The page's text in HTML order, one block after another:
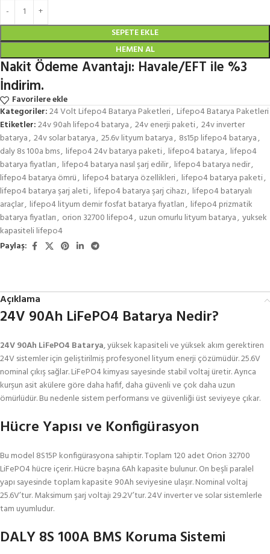
SEPETE EKLE
HEMEN AL
Nakit Ödeme Avantajı: Havale/EFT ile %3
İndirim.
Favorilere ekle
Kategoriler:24 Volt Lifepo4 Batarya Paketleri, Lifepo4 Batarya Paketleri
Etiketler:24v 90ah lifepo4 batarya, 24v enerji paketi, 24v inverter
batarya, 24v solar batarya, 25.6v lityum batarya, 8s15p lifepo4 batarya,
daly 8s 100a bms, lifepo4 24v batarya paketi, lifepo4 batarya, lifepo4
batarya fiyatları, lifepo4 batarya nasıl şarj edilir, lifepo4 batarya nedir,
lifepo4 batarya ömrü, lifepo4 batarya özellikleri, lifepo4 batarya paketi,
lifepo4 batarya şarj aleti, lifepo4 batarya şarj cihazı, lifepo4 bataryalı
araçlar, lifepo4 lityum demir fosfat batarya fiyatları, lifepo4 prizmatik
batarya fiyatları, orion 32700 lifepo4, uzun omurlu lityum batarya, yuksek
kapasiteli lifepo4
Paylaş:
Açıklama
24V 90Ah LiFePO4 Batarya Nedir?
24V 90Ah LiFePO4 Batarya, yüksek kapasiteli ve yüksek akım gerektiren
24V sistemler için geliştirilmiş profesyonel lityum enerji çözümüdür. 25.6V
nominal çıkış sağlar. LiFePO4 kimyası sayesinde stabil voltaj üretir. Ayrıca
kurşun asit akülere göre daha hafif, daha güvenli ve çok daha uzun
ömürlüdür. Bu nedenle sistem performansı ve güvenliği üst seviyeye çıkar.
Hücre Yapısı ve Konfigürasyon
Bu model 8S15P konfigürasyona sahiptir. Toplam 120 adet Orion 32700
LiFePO4 hücre içerir. Hücre başına 6Ah kapasite bulunur. On beşli paralel
yapı sayesinde toplam kapasite 90Ah seviyesine ulaşır. Nominal voltaj
25.6V’tur. Maksimum şarj voltajı 29.2V’tur. 24V inverter ve solar sistemlerle
tam uyumludur.
DALY 8S 100A BMS Koruma Sistemi